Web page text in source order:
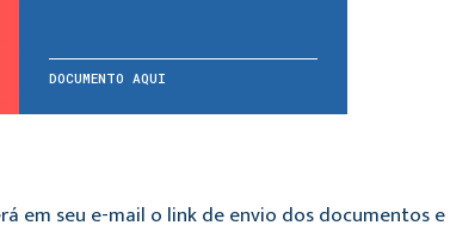
DOCUMENTO AQUI
em seu e-mail o link de envio dos documentos